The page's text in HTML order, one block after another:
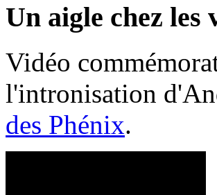
Un aigle chez les
Vidéo
l'intronisation
des Phénix.